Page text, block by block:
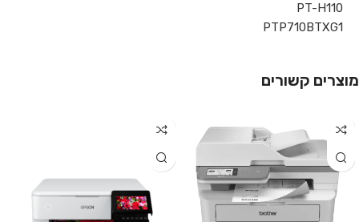
PT-H110
PTP710BTXG1
מוצרים קשורים